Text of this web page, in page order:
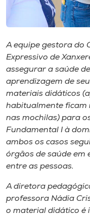
Museu
Unoesc
Store
Selecione
o idioma
A+
A-
A equipe gestora do
Expressivo de
assegurar a saúde
aprendizagem de
materiais didáticos
habitualmente ficam
nas mochilas) para
Fundamental I à
ambos os casos
órgãos de saúde em
entre as pessoas.
A diretora
professora Nádia
o material didático é